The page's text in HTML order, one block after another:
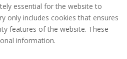
essential for the website to
only includes cookies that ensures
features of the website. These
information.